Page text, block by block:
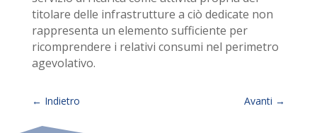
titolare delle infrastrutture a ciò dedicate non
rappresenta un elemento sufficiente per
ricomprendere i relativi consumi nel perimetro
agevolativo.
← Indietro Avanti →